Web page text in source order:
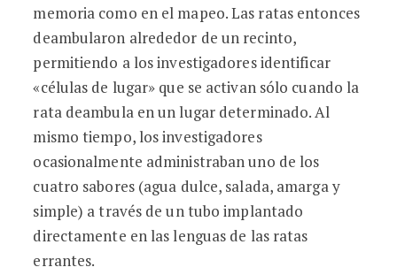
memoria como en el mapeo. Las ratas entonces
deambularon alrededor de un recinto,
permitiendo a los investigadores identificar
«células de lugar» que se activan sólo cuando la
rata deambula en un lugar determinado. Al
mismo tiempo, los investigadores
ocasionalmente administraban uno de los
cuatro sabores (agua dulce, salada, amarga y
simple) a través de un tubo implantado
directamente en las lenguas de las ratas
errantes.